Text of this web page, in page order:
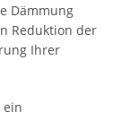
Dämmung
Reduktion der
Ihrer
ein